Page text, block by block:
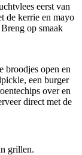
eerst van
de kerrie en mayo
op smaak
broodjes open en
een burger
over en
direct met de
grillen.